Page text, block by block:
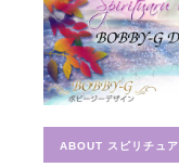
とても迅速に対応し
いました。
宇宙
ABOUT スピリチュ